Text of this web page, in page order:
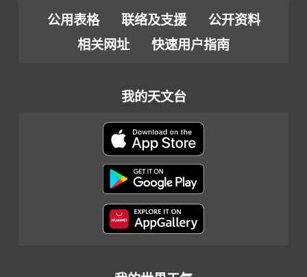
公用表格 联络及支援
公开资料
相关网址
快速用户指南
我的天文台